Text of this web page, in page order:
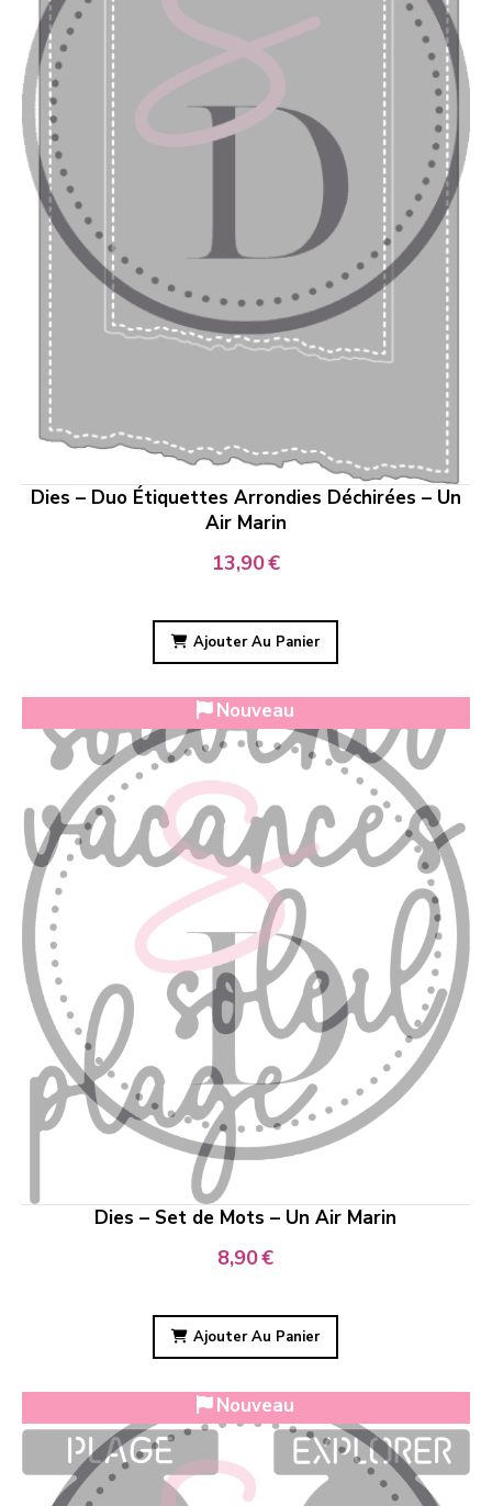
Dies – Duo Étiquettes Arrondies Déchirées – Un
Air Marin
13,90€
Ajouter Au Panier
Nouveau
Dies – Set de Mots – Un Air Marin
8,90€
Ajouter Au Panier
Nouveau